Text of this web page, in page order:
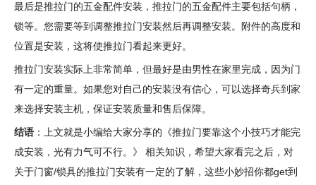
最后是推拉门的五金配件安装，推拉门的五金配件主要包括句柄，
锁等。您需要等到调整推拉门安装然后再调整安装。附件的高度和
位置是安装，这将使推拉门看起来更好。
推拉门安装实际上非常简单，但最好是由男性在家里完成，因为门
有一定的重量。如果您对自己的安装没有信心，可以选择奇兵到家
来选择安装主机，保证安装质量和售后保障。
结语 ：上文就是小编给大家分享的《推拉门要靠这个小技巧才能完
成安装，光有力气可不行。》 相关知识，希望大家看完之后，对
关于门窗/锁具的推拉门安装有一定的了解，这些小妙招你都get到